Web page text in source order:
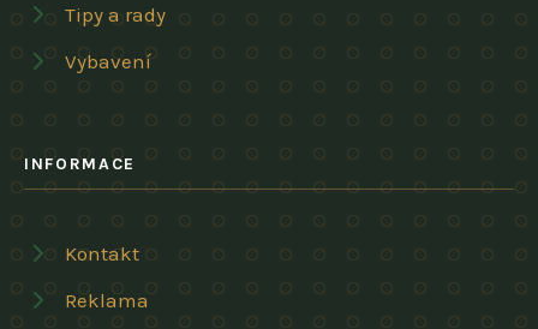
Tipy a rady
Vybavení
INFORMACE
Kontakt
Reklama